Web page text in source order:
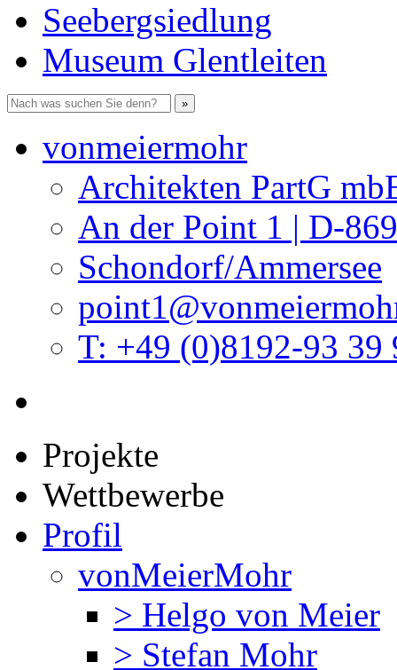
Seebergsiedlung
Museum Glentleiten
vonmeiermohr
Architekten PartG
An der Point 1 | D-
Schondorf/Ammersee
T: +49 (0)8192-93 39
Projekte
Wettbewerbe
Profil
vonMeierMohr
> Helgo von Meier
> Stefan Mohr